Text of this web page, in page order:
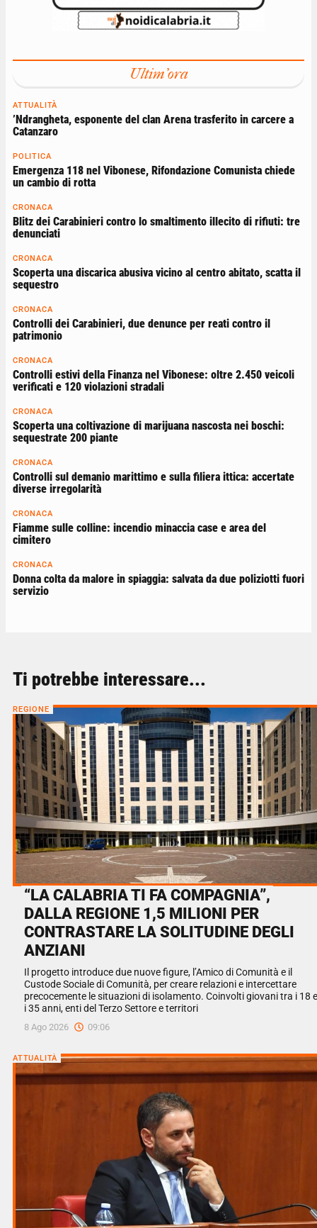
Ultim'ora
ATTUALITÀ
’Ndrangheta, esponente del clan Arena trasferito in carcere a
Catanzaro
POLITICA
Emergenza 118 nel Vibonese, Rifondazione Comunista chiede
un cambio di rotta
CRONACA
Blitz dei Carabinieri contro lo smaltimento illecito di rifiuti: tre
denunciati
CRONACA
Scoperta una discarica abusiva vicino al centro abitato, scatta il
sequestro
CRONACA
Controlli dei Carabinieri, due denunce per reati contro il
patrimonio
CRONACA
Controlli estivi della Finanza nel Vibonese: oltre 2.450 veicoli
verificati e 120 violazioni stradali
CRONACA
Scoperta una coltivazione di marijuana nascosta nei boschi:
sequestrate 200 piante
CRONACA
Controlli sul demanio marittimo e sulla filiera ittica: accertate
diverse irregolarità
CRONACA
Fiamme sulle colline: incendio minaccia case e area del
cimitero
CRONACA
Donna colta da malore in spiaggia: salvata da due poliziotti fuori
servizio
Ti potrebbe interessare...
REGIONE
“LA CALABRIA TI FA COMPAGNIA”,
DALLA REGIONE 1,5 MILIONI PER
CONTRASTARE LA SOLITUDINE DEGLI
ANZIANI
Il progetto introduce due nuove figure, l’Amico di Comunità e il
Custode Sociale di Comunità, per creare relazioni e intercettare
precocemente le situazioni di isolamento. Coinvolti giovani tra i 18 e
i 35 anni, enti del Terzo Settore e territori
8 Ago 2026 09:06
ATTUALITÀ